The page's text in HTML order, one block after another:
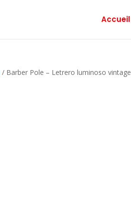
Accueil
/ Barber Pole – Letrero luminoso vintage